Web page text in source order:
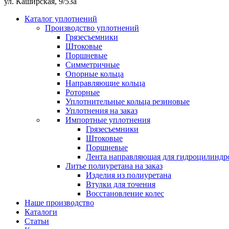
Каталог уплотнений
Производство уплотнений
Грязесъемники
Штоковые
Поршневые
Симметричные
Опорные кольца
Направляющие кольца
Роторные
Уплотнительные кольца резиновые
Уплотнения на заказ
Импортные уплотнения
Грязесъемники
Штоковые
Поршневые
Лента направляющая для
Литье полиуретана на заказ
Изделия из полиуретана
Втулки для точения
Восстановление колес
Наше производство
Каталоги
Статьи